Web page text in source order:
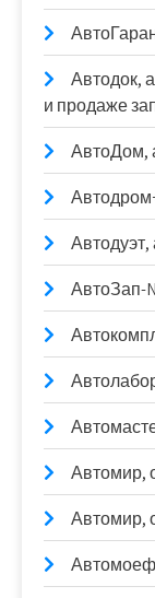
Автодок,
и продаже
АвтоДом,
АвтоЗап-
Автомир,
Автомир,